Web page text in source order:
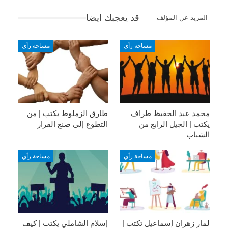
قد يعجبك ايضا المزيد عن المؤلف
مساحة رأي
طارق الزملوط يكتب | من
التطوع إلى صنع القرار
مساحة رأي
محمد عبد الحفيظ طراف
يكتب | الجيل الرابع من
الشباب
مساحة رأي
إسلام الشاملي يكتب | كيف
مساحة رأي
لمار زهران إسماعيل تكتب |